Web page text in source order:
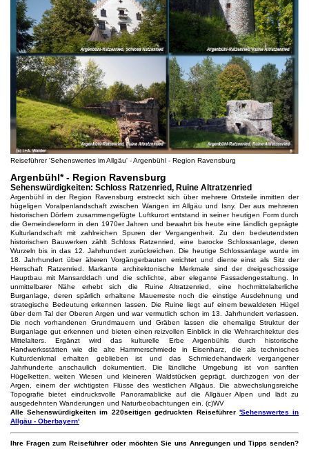
Reiseführer 'Sehenswertes im Allgäu' - Argenbühl - Region Ravensburg
Argenbühl* - Region Ravensburg
Sehenswürdigkeiten: Schloss Ratzenried, Ruine Altratzenried
Argenbühl in der Region Ravensburg erstreckt sich über mehrere Ortsteile inmitten der
hügeligen Voralpenlandschaft zwischen Wangen im Allgäu und Isny. Der aus mehreren
historischen Dörfern zusammengefügte Luftkurort entstand in seiner heutigen Form durch
die Gemeindereform in den 1970er Jahren und bewahrt bis heute eine ländlich geprägte
Kulturlandschaft mit zahlreichen Spuren der Vergangenheit. Zu den bedeutendsten
historischen Bauwerken zählt Schloss Ratzenried, eine barocke Schlossanlage, deren
Wurzeln bis in das 12. Jahrhundert zurückreichen. Die heutige Schlossanlage wurde im
18. Jahrhundert über älteren Vorgängerbauten errichtet und diente einst als Sitz der
Herrschaft Ratzenried. Markante architektonische Merkmale sind der dreigeschossige
Hauptbau mit Mansarddach und die schlichte, aber elegante Fassadengestaltung. In
unmittelbarer Nähe erhebt sich die Ruine Altratzenried, eine hochmittelalterliche
Burganlage, deren spärlich erhaltene Mauerreste noch die einstige Ausdehnung und
strategische Bedeutung erkennen lassen. Die Ruine liegt auf einem bewaldeten Hügel
über dem Tal der Oberen Argen und war vermutlich schon im 13. Jahrhundert verlassen.
Die noch vorhandenen Grundmauern und Gräben lassen die ehemalige Struktur der
Burganlage gut erkennen und bieten einen reizvollen Einblick in die Wehrarchitektur des
Mittelalters. Ergänzt wird das kulturelle Erbe Argenbühls durch historische
Handwerksstätten wie die alte Hammerschmiede in Eisenharz, die als technisches
Kulturdenkmal erhalten geblieben ist und das Schmiedehandwerk vergangener
Jahrhunderte anschaulich dokumentiert. Die ländliche Umgebung ist von sanften
Hügelketten, weiten Wiesen und kleineren Waldstücken geprägt, durchzogen von der
Argen, einem der wichtigsten Flüsse des westlichen Allgäus. Die abwechslungsreiche
Topografie bietet eindrucksvolle Panoramablicke auf die Allgäuer Alpen und lädt zu
ausgedehnten Wanderungen und Naturbeobachtungen ein. (c)WV
Alle Sehenswürdigkeiten im 220seitigen gedruckten Reiseführer 'Sehenswertes in
Allgäu - Oberbayern'
Ihre Fragen zum Reiseführer oder möchten Sie uns Anregungen und Tipps senden?